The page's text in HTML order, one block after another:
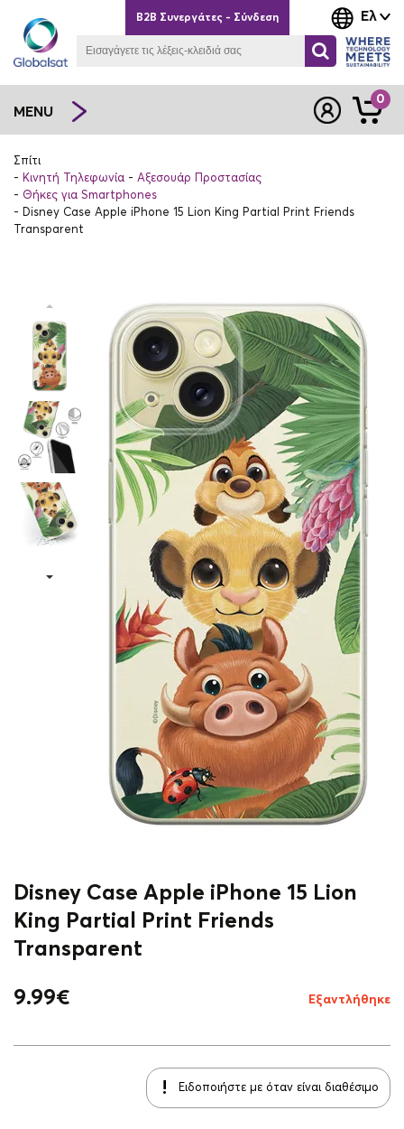
Ελ
B2B Συνεργάτες - Σύνδεση
MENU
0
Σπίτι
Κινητή Τηλεφωνία
Αξεσουάρ Προστασίας
Θήκες για Smartphones
Disney Case Apple iPhone 15 Lion King Partial Print Friends
Transparent
Disney Case Apple iPhone 15 Lion
King Partial Print Friends
Transparent
9.99€ Εξαντλήθηκε
Ειδοποιήστε με όταν είναι διαθέσιμο